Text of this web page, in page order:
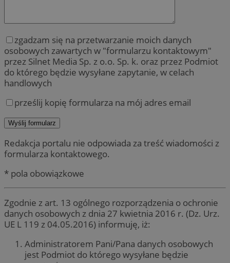
zgadzam się na przetwarzanie moich danych
osobowych zawartych w "formularzu kontaktowym"
przez Silnet Media Sp. z o.o. Sp. k. oraz przez Podmiot
do którego będzie wysyłane zapytanie, w celach
handlowych
prześlij kopię formularza na mój adres email
Redakcja portalu nie odpowiada za treść wiadomości z
formularza kontaktowego.
* pola obowiązkowe
Zgodnie z art. 13 ogólnego rozporządzenia o ochronie
danych osobowych z dnia 27 kwietnia 2016 r. (Dz. Urz.
UE L 119 z 04.05.2016) informuję, iż:
Administratorem Pani/Pana danych osobowych
jest Podmiot do którego wysyłane będzie